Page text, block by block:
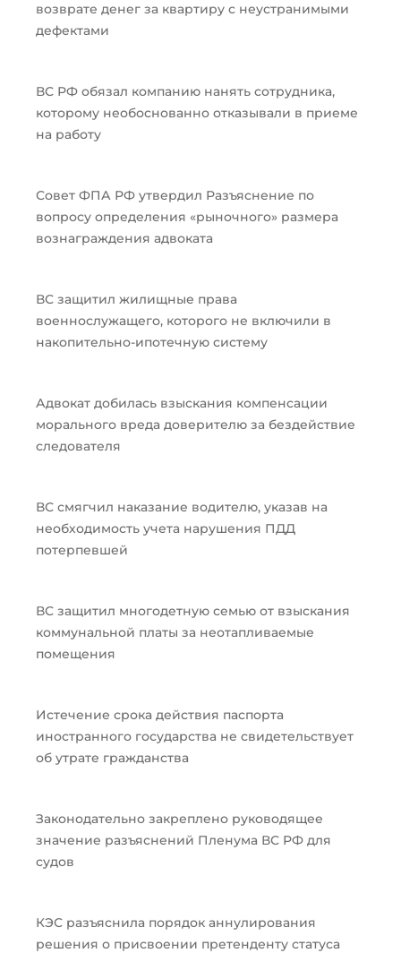
возврате денег за квартиру с неустранимыми
дефектами
ВС РФ обязал компанию нанять сотрудника,
которому необоснованно отказывали в приеме
на работу
Совет ФПА РФ утвердил Разъяснение по
вопросу определения «рыночного» размера
вознаграждения адвоката
ВС защитил жилищные права
военнослужащего, которого не включили в
накопительно-ипотечную систему
Адвокат добилась взыскания компенсации
морального вреда доверителю за бездействие
следователя
ВС смягчил наказание водителю, указав на
необходимость учета нарушения ПДД
потерпевшей
ВС защитил многодетную семью от взыскания
коммунальной платы за неотапливаемые
помещения
Истечение срока действия паспорта
иностранного государства не свидетельствует
об утрате гражданства
Законодательно закреплено руководящее
значение разъяснений Пленума ВС РФ для
судов
КЭС разъяснила порядок аннулирования
решения о присвоении претенденту статуса